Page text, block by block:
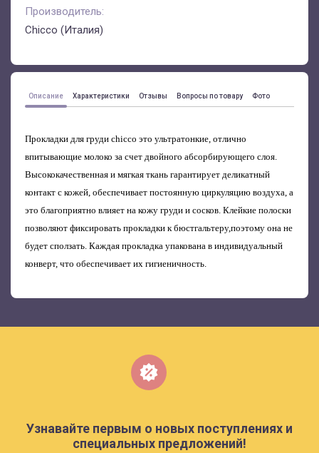
Производитель:
Chicco (Италия)
Описание Характеристики Отзывы Вопросы по товару Фото
Прокладки для груди chicco это ультратонкие, отлично
впитывающие молоко за счет двойного абсорбирующего слоя.
Высококачественная и мягкая ткань гарантирует деликатный
контакт с кожей, обеспечивает постоянную циркуляцию воздуха, а
это благоприятно влияет на кожу груди и сосков. Клейкие полоски
позволяют фиксировать прокладки к бюстгальтеру,поэтому она не
будет сползать. Каждая прокладка упакована в индивидуальный
конверт, что обеспечивает их гигиеничность.
Узнавайте первым о новых поступлениях и
специальных предложений!